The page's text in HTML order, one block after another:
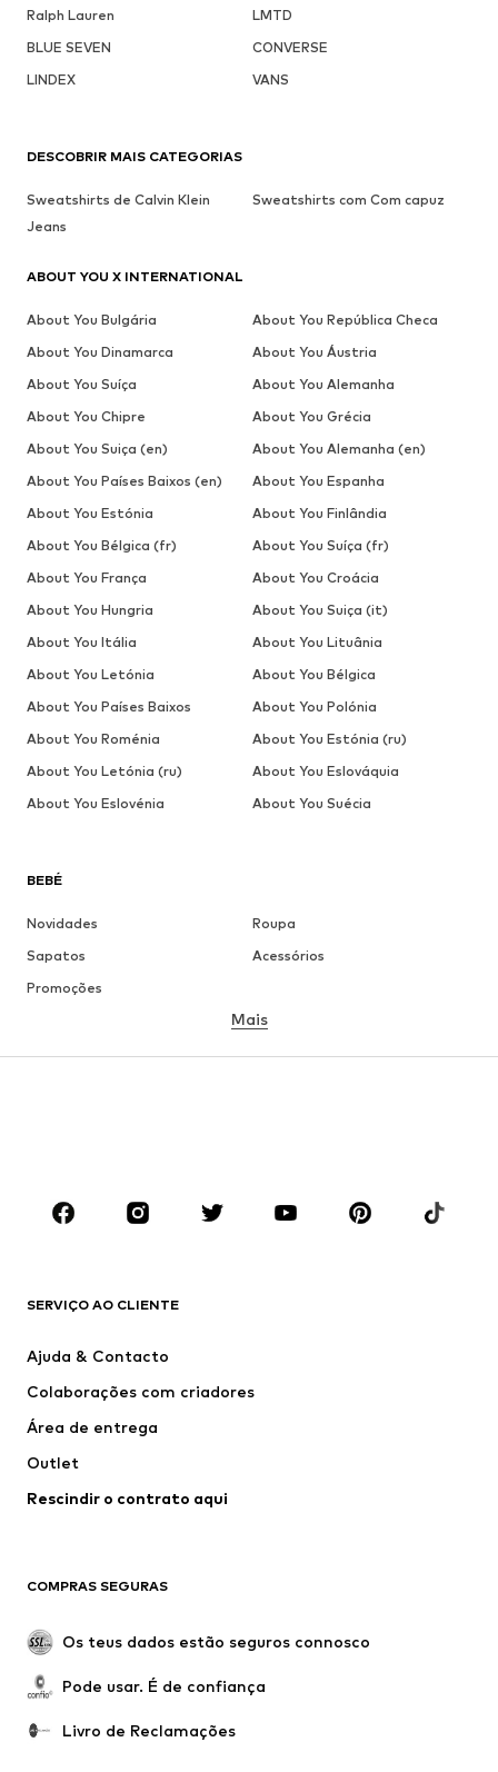
Ralph Lauren
LMTD
BLUE SEVEN
CONVERSE
LINDEX
VANS
BEBÉ
Novidades
Roupa
Sapatos
Acessórios
Promoções
MARCAS
new balance
CONVERSE
Mais
SERVIÇO AO CLIENTE
Ajuda & Contacto
Colaborações com criadores
Área de entrega
Outlet
Rescindir o contrato aqui
COMPRAS SEGURAS
Os teus dados estão seguros connosco
Pode usar. É de confiança
Livro de Reclamações
DESCOBRIR MAIS CATEGORIAS
Sweatshirts de Calvin Klein
Jeans
Sweatshirts com Com capuz
ABOUT YOU X INTERNATIONAL
About You Bulgária
About You República Checa
About You Dinamarca
About You Áustria
About You Suíça
About You Alemanha
About You Chipre
About You Grécia
About You Suiça (en)
About You Alemanha (en)
About You Países Baixos (en)
About You Espanha
About You Estónia
About You Finlândia
About You Bélgica (fr)
About You Suíça (fr)
About You França
About You Croácia
About You Hungria
About You Suiça (it)
About You Itália
About You Lituânia
About You Letónia
About You Bélgica
About You Países Baixos
About You Polónia
About You Roménia
About You Estónia (ru)
About You Letónia (ru)
About You Eslováquia
About You Eslovénia
About You Suécia